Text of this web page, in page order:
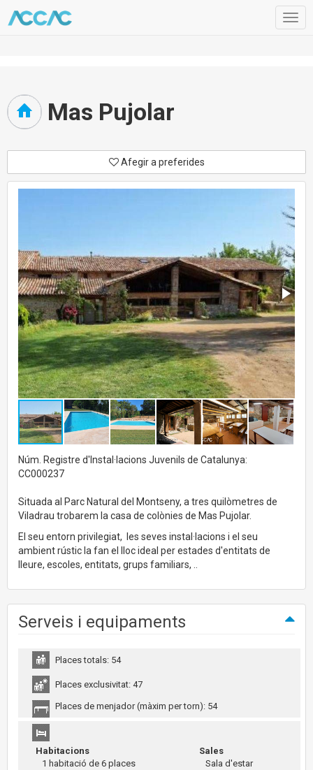
Mas Pujolar
Afegir a preferides
Núm. Registre d'Instal·lacions Juvenils de Catalunya:
CC000237
Situada al Parc Natural del Montseny, a tres quilòmetres de
Viladrau trobarem la casa de colònies de Mas Pujolar.
El seu entorn privilegiat, les seves instal·lacions i el seu
ambient rústic la fan el lloc ideal per estades d'entitats de
lleure, escoles, entitats, grups familiars, ..
Serveis i equipaments
Places totals: 54
Places exclusivitat: 47
Places de menjador (màxim per torn): 54
Habitacions
1 habitació de 6 places
Sales
Sala d'estar